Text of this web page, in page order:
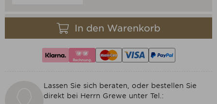
In den Warenkorb
Lassen Sie sich beraten, oder bestellen Sie
direkt bei Herrn Grewe unter Tel.: